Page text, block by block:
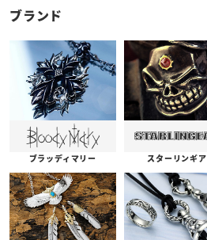
ブランド
ブラッディマリー スターリンギア